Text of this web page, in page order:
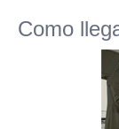
Como